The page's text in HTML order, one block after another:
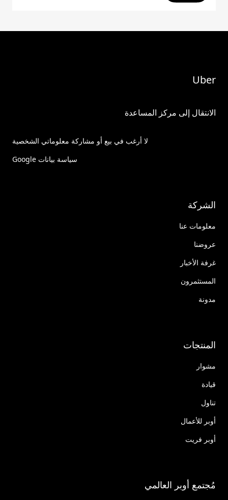
Uber
الانتقال إلى مركز المساعدة
لا أرغب في بيع أو مشاركة معلوماتي الشخصية
سياسة بيانات Google
الشركة
معلومات عنا
عروضنا
غرفة الأخبار
المستثمرون
مدونة
المنتجات
مشوار
قيادة
تناول
أوبر للأعمال
أوبر فريت
مُجتمع أوبر العالمي